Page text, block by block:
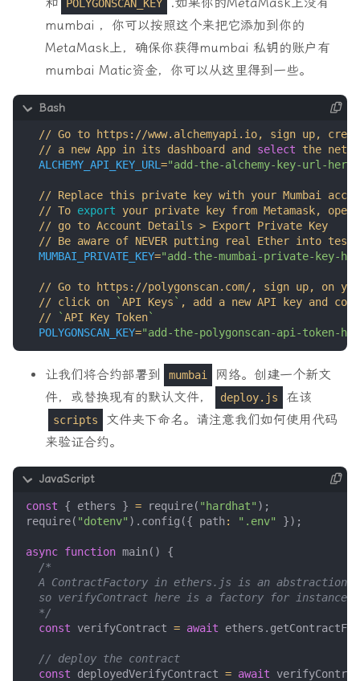
POLYGONSCAN_KEY
mumbai ，你可以按照这个来把它添加到你的
MetaMask上，确保你获得mumbai 私钥的账户有
mumbai Matic资金，你可以从这里得到一些。
  // a new App in its dashboard and
select the
ALCHEMY_API_KEY_URL ="add-the-alchemy-key-url-here"
  // To
export
MUMBAI_PRIVATE_KEY="add-the-mumbai-private-key-
  // click on
`API Keys `
  //
`API Key Token`
POLYGONSCAN_KEY="add-the-polygonscan-api-token-
让我们将合约部署到 mumbai
网络。创建一个新文
件，或替换现有的默认文件，
deploy.js 在该
scripts
文件夹下命名。请注意我们如何使用代码
来验证合约。
const { ethers } = require( "hardhat" );
require( "dotenv" ). config ({ path: ".env" });
async function main()
{
  */
const
verifyContract = await ethers .
const
deployedVerifyContract = await